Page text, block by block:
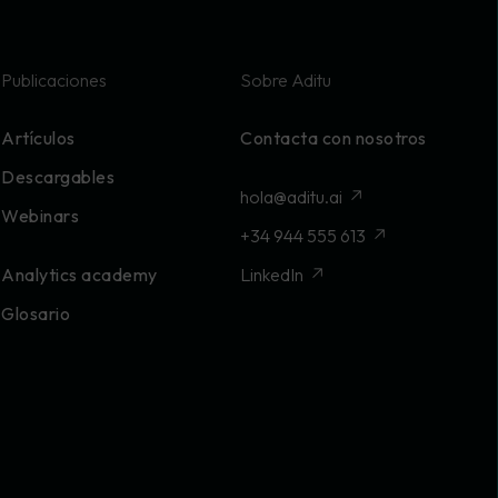
Publicaciones
Artículos
Descargables
Webinars
Analytics academy
Glosario
Sobre Aditu
Contacta con nosotros
hola@aditu.ai
+34 944 555 613
LinkedIn